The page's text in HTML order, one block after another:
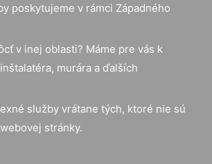
poskytujeme v rámci Západného
v inej oblasti? Máme pre vás k
murára a ďalších
služby vrátane tých, ktoré nie sú
stránky.